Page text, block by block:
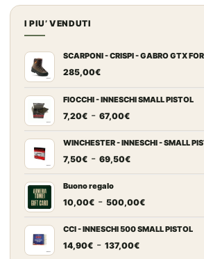
I PIU’ VENDUTI
SCARPONI - CRISPI - GABRO GTX
285,00€
FIOCCHI - INNESCHI SMALL PISTOL
7,20€ - 67,00€Fascia
prezzo:
da
67,00€
WINCHESTER - INNESCHI - SMALL
7,50€ - 69,50€Fascia
da
a
69,50€
Buono regalo
10,00€ - 500,00€Fascia
prezzo:
CCI - INNESCHI 500 SMALL PISTOL
14,90€ - 137,00€Fascia